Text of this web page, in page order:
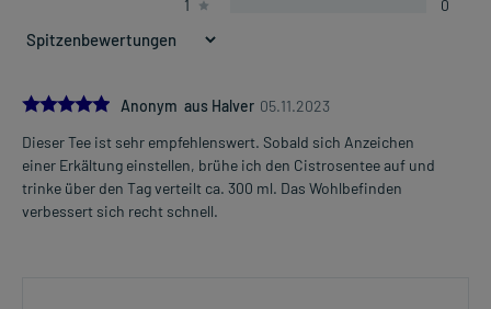
1
0
5.0Anonym aus Halver 05.11.2023
Dieser Tee ist sehr empfehlenswert. Sobald sich Anzeichen
einer Erkältung einstellen, brühe ich den Cistrosentee auf und
trinke über den Tag verteilt ca. 300 ml. Das Wohlbefinden
verbessert sich recht schnell.